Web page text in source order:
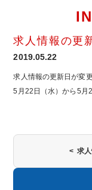
求人情報の更
2019.05.22
求人情報の更新日が変
5月22日（水）から5月
< 求人